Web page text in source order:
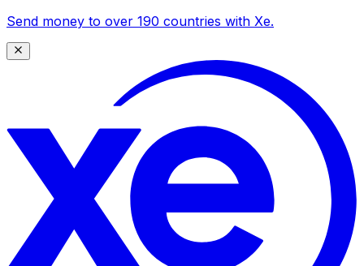
Send money to over 190 countries with Xe.